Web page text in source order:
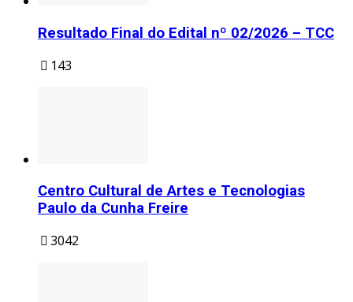
Resultado Final do Edital nº 02/2026 – TCC
143
Centro Cultural de Artes e Tecnologias
Paulo da Cunha Freire
3042